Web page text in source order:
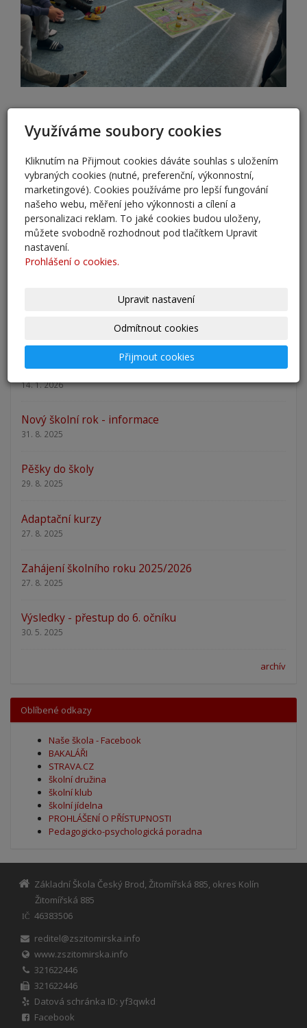
AKTUALITY
přestup 6. ročník 2026
5. 6. 2026
Přestup žáků do 6. ročníku na naši školu pro školní
rok 2026/202
25. 5. 2026
Odlišná organizace školního roku 2025/2026
Zápis 2026
14. 1. 2026
Nový školní rok - informace
31. 8. 2025
Pěšky do školy
29. 8. 2025
Adaptační kurzy
27. 8. 2025
Zahájení školního roku 2025/2026
27. 8. 2025
Výsledky - přestup do 6. očníku
30. 5. 2025
archív
Oblíbené odkazy
Naše škola - Facebook
BAKALÁŘI
STRAVA.CZ
školní družina
školní klub
školní jídelna
PROHLÁŠENÍ O PŘÍSTUPNOSTI
Pedagogicko-psychologická poradna
Základní Škola Český Brod, Žitomířská 885, okres Kolín
Žitomířská 885
IČ
46383506
reditel@zszitomirska.info
www.zszitomirska.info
321622446
321622446
Datová schránka ID: yf3qwkd
Facebook
Využíváme soubory cookies
Kliknutím na Přijmout cookies dáváte souhlas s uložením
vybraných cookies (nutné, preferenční, výkonnostní,
marketingové). Cookies používáme pro lepší fungování
našeho webu, měření jeho výkonnosti a cílení a
personalizaci reklam. To jaké cookies budou uloženy,
můžete svobodně rozhodnout pod tlačítkem Upravit
nastavení.
Prohlášení o cookies.
Upravit nastavení
Odmítnout cookies
Přijmout cookies